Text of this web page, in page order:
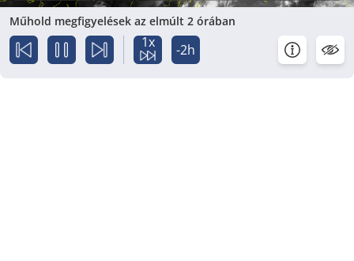
Műhold megfigyelések az elmúlt 2 órában
1x -2h